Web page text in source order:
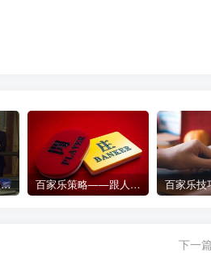
最佳百家乐上手和赢钱指南 – 终极版 百家乐策略——跟人胜过跟路
下一